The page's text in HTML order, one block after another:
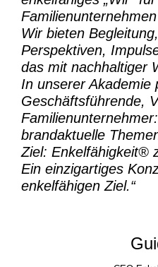
Wir bieten
Perspektiven,
das mit nachhaltiger
In unserer Akademie
Geschäftsführende,
brandaktuelle
Ziel: Enkelfähigkeit®
Ein einzigartiges
enkelfähigen Ziel.“